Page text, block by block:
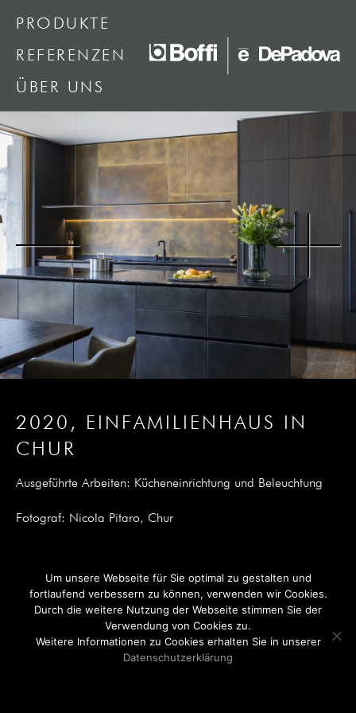
PRODUKTE
REFERENZEN
ÜBER UNS
2020, EINFAMILIENHAUS IN
CHUR
Ausgeführte Arbeiten: Kücheneinrichtung und Beleuchtung
Fotograf: Nicola Pitaro, Chur
Impressum
Um unsere Webseite für Sie optimal zu gestalten und
fortlaufend verbessern zu können, verwenden wir Cookies.
Durch die weitere Nutzung der Webseite stimmen Sie der
Verwendung von Cookies zu.
Weitere Informationen zu Cookies erhalten Sie in unserer
Datenschutzerklärung